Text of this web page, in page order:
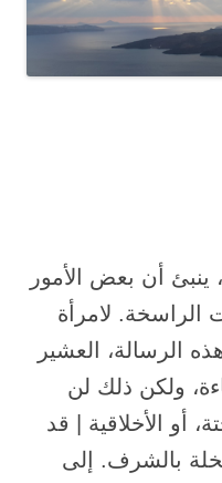
أن بعض الأمور
الراسخة. لامرأة
الرسالة، العشير
ولكن ذلك لن
أو الأخلاقية | قد
بالشرف. إلى